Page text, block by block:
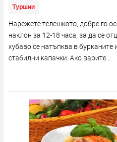
Туршии
Нарежете телешкото, добре го
наклон за 12-18 часа, за да се
хубаво се натъпква в бурканите
стабилни капачки. Ако варите...